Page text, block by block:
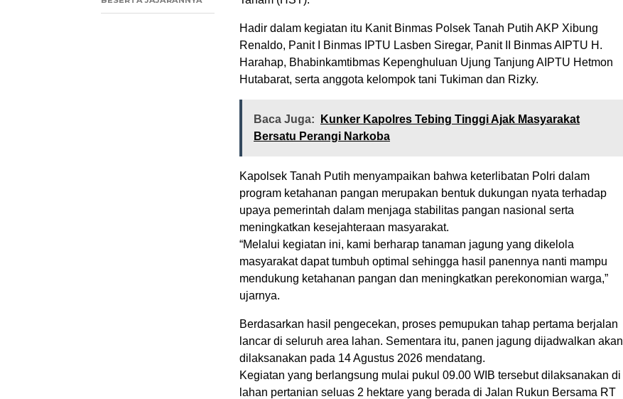
Hadir dalam kegiatan itu Kanit Binmas Polsek Tanah Putih AKP Xibung
Renaldo, Panit I Binmas IPTU Lasben Siregar, Panit II Binmas AIPTU H.
Harahap, Bhabinkamtibmas Kepenghuluan Ujung Tanjung AIPTU Hetmon
Hutabarat, serta anggota kelompok tani Tukiman dan Rizky.
Baca Juga:
Kunker Kapolres Tebing Tinggi Ajak Masyarakat
Bersatu Perangi Narkoba
Kapolsek Tanah Putih menyampaikan bahwa keterlibatan Polri dalam
program ketahanan pangan merupakan bentuk dukungan nyata terhadap
upaya pemerintah dalam menjaga stabilitas pangan nasional serta
meningkatkan kesejahteraan masyarakat.
“Melalui kegiatan ini, kami berharap tanaman jagung yang dikelola
masyarakat dapat tumbuh optimal sehingga hasil panennya nanti mampu
mendukung ketahanan pangan dan meningkatkan perekonomian warga,”
ujarnya.
Berdasarkan hasil pengecekan, proses pemupukan tahap pertama berjalan
lancar di seluruh area lahan. Sementara itu, panen jagung dijadwalkan akan
dilaksanakan pada 14 Agustus 2026 mendatang.
Kegiatan yang berlangsung mulai pukul 09.00 WIB tersebut dilaksanakan di
lahan pertanian seluas 2 hektare yang berada di Jalan Rukun Bersama RT